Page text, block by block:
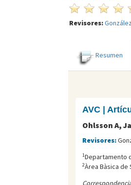
Revisores:
Resumen
AVC |
Ohlsson A,
Revisores:
1Departamento
2Àrea Bàsica de